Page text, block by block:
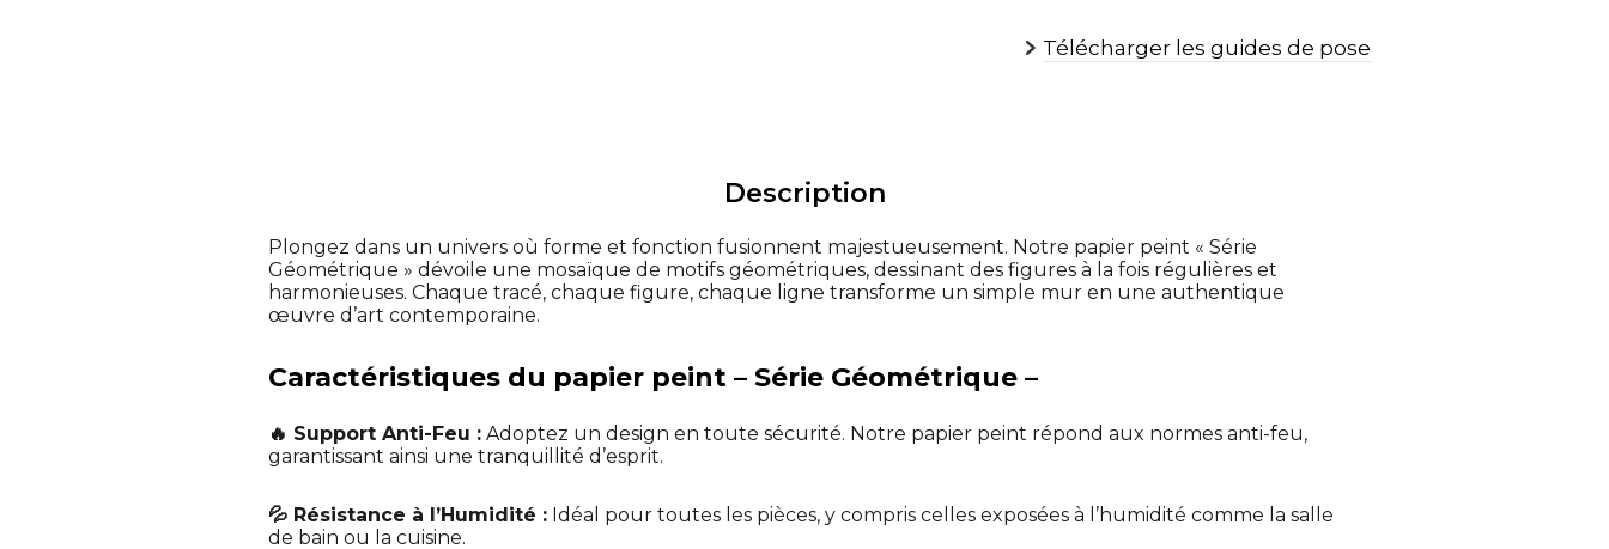
Télécharger les guides de pose
Description
Plongez dans un univers où forme et fonction fusionnent majestueusement. Notre papier peint « Série
Géométrique » dévoile une mosaïque de motifs géométriques, dessinant des figures à la fois régulières et
harmonieuses. Chaque tracé, chaque figure, chaque ligne transforme un simple mur en une authentique
œuvre d’art contemporaine.
Caractéristiques du papier peint – Série Géométrique –
🔥 Support Anti-Feu : Adoptez un design en toute sécurité. Notre papier peint répond aux normes anti-feu,
garantissant ainsi une tranquillité d’esprit.
💦 Résistance à l’Humidité : Idéal pour toutes les pièces, y compris celles exposées à l’humidité comme la salle
de bain ou la cuisine.